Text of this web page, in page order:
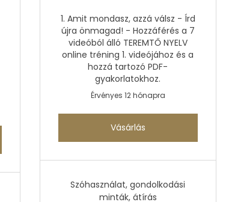
1. Amit mondasz, azzá válsz - Írd
újra önmagad! - Hozzáférés a 7
videóból álló TEREMTŐ NYELV
online tréning 1. videójához és a
hozzá tartozó PDF-
gyakorlatokhoz.
Érvényes 12 hónapra
Vásárlás
Szóhasználat, gondolkodási
minták, átírás